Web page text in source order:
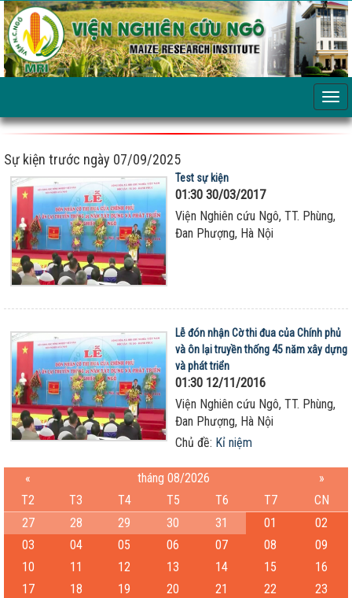
Sự kiện trước ngày 07/09/2025
Test sự kiện
01:30 30/03/2017
Viện Nghiên cứu Ngô, TT. Phùng,
Đan Phượng, Hà Nội
Lễ đón nhận Cờ thi đua của Chính phủ
và ôn lại truyền thống 45 năm xây dựng
và phát triển
01:30 12/11/2016
Viện Nghiên cứu Ngô, TT. Phùng,
Đan Phượng, Hà Nội
Chủ đề: Kỉ niệm
« tháng 08/2026
»
T2
T3 T4 T5 T6 T7
CN
27
28 29 30 31 01
02
03
04 05 06 07 08
09
10
11 12 13 14 15
16
17
18 19 20 21 22
23